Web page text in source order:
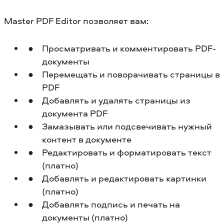
Master PDF Editor позволяет вам:
Просматривать и комментировать PDF-
документы
Перемещать и поворачивать страницы в
PDF
Добавлять и удалять страницы из
документа PDF
Замазывать или подсвечивать нужный
контент в документе
Редактировать и форматировать текст
(платно)
Добавлять и редактировать картинки
(платно)
Добавлять подпись и печать на
документы (платно)